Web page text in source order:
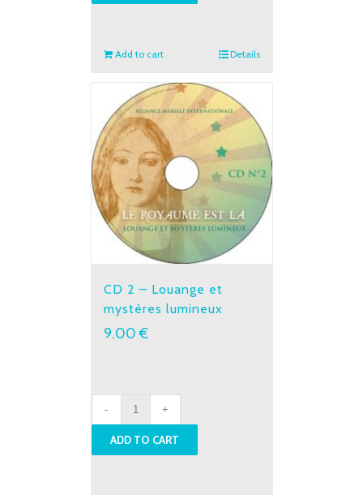
mystères
quantity
Add to cart Details
CD 2 – Louange et
mystères lumineux
9.00€
CD
2
-
ADD TO CART